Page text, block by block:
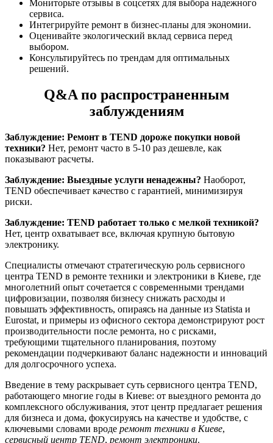
Мониторьте отзывы в соцсетях для выбора надежного
сервиса.
Интегрируйте ремонт в бизнес-планы для экономии.
Оценивайте экологический вклад сервиса перед
выбором.
Консультируйтесь по трендам для оптимальных
решений.
Q&A по распространенным
заблуждениям
Заблуждение: Ремонт в TEND дороже покупки новой
техники? Нет, ремонт часто в 5-10 раз дешевле, как
показывают расчеты.
Заблуждение: Выездные услуги ненадежны? Наоборот,
TEND обеспечивает качество с гарантией, минимизируя
риски.
Заблуждение: TEND работает только с мелкой техникой?
Нет, центр охватывает все, включая крупную бытовую
электронику.
Специалисты отмечают стратегическую роль сервисного
центра TEND в ремонте техники и электроники в Киеве, где
многолетний опыт сочетается с современными трендами
цифровизации, позволяя бизнесу снижать расходы и
повышать эффективность, опираясь на данные из Statista и
Eurostat, и примеры из офисного сектора демонстрируют рост
производительности после ремонта, но с рисками,
требующими тщательного планирования, поэтому
рекомендации подчеркивают баланс надежности и инноваций
для долгосрочного успеха.
Введение в тему раскрывает суть сервисного центра TEND,
работающего многие годы в Киеве: от выездного ремонта до
комплексного обслуживания, этот центр предлагает решения
для бизнеса и дома, фокусируясь на качестве и удобстве, с
ключевыми словами вроде ремонт техники в Киеве,
сервисный центр TEND, ремонт электроники.